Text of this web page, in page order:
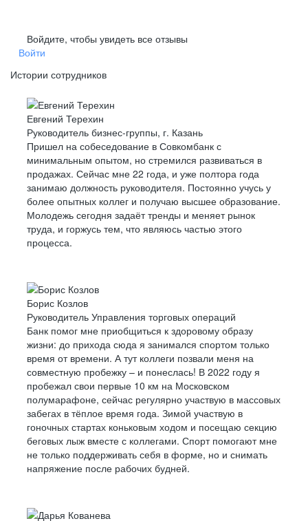
Войдите, чтобы увидеть все отзывы
Войти
Истории сотрудников
Евгений Терехин
Руководитель бизнес-группы, г. Казань
Пришел на собеседование в Совкомбанк с
минимальным опытом, но стремился развиваться в
продажах. Сейчас мне 22 года, и уже полтора года
занимаю должность руководителя. Постоянно учусь у
более опытных коллег и получаю высшее образование.
Молодежь сегодня задаёт тренды и меняет рынок
труда, и горжусь тем, что являюсь частью этого
процесса.
Борис Козлов
Руководитель Управления торговых операций
Банк помог мне приобщиться к здоровому образу
жизни: до прихода сюда я занимался спортом только
время от времени. А тут коллеги позвали меня на
совместную пробежку – и понеслась! В 2022 году я
пробежал свои первые 10 км на Московском
полумарафоне, сейчас регулярно участвую в массовых
забегах в тёплое время года. Зимой участвую в
гоночных стартах коньковым ходом и посещаю секцию
беговых лыж вместе с коллегами. Спорт помогают мне
не только поддерживать себя в форме, но и снимать
напряжение после рабочих будней.